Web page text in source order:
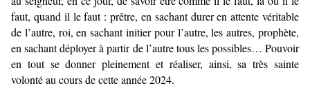
faut, quand il le faut : prêtre, en sachant durer en attente véritable
de l’autre, roi, en sachant initier pour l’autre, les autres, prophète,
en sachant déployer à partir de l’autre tous les possibles… Pouvoir
en tout se donner pleinement et réaliser, ainsi, sa très sainte
volonté au cours de cette année 2024.